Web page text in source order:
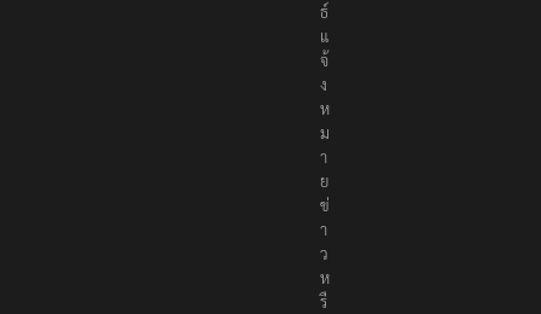
ธ์
แ
จ้
ง
ห
ม
า
ย
ข่
า
ว
ห
รื